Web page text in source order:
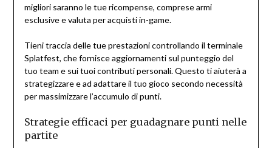
migliori saranno le tue ricompense, comprese armi
esclusive e valuta per acquisti in-game.
Tieni traccia delle tue prestazioni controllando il terminale
Splatfest, che fornisce aggiornamenti sul punteggio del
tuo team e sui tuoi contributi personali. Questo ti aiuterà a
strategizzare e ad adattare il tuo gioco secondo necessità
per massimizzare l’accumulo di punti.
Strategie efficaci per guadagnare punti nelle
partite